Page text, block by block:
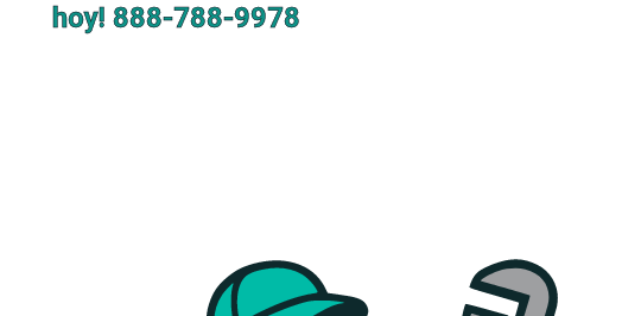
hoy! 888-788-9978